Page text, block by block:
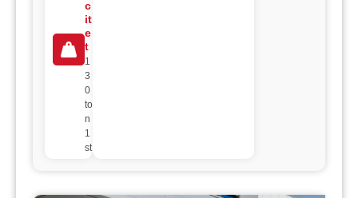
c
it
e
t
1
3
0
to
n
1
st